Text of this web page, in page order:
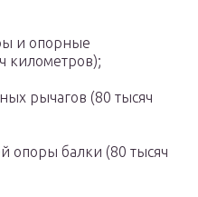
и опорные
километров);
рычагов (80 тысяч
опоры балки (80 тысяч